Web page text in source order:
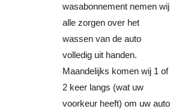
wasabonnement nemen wij
alle zorgen over het
wassen van de auto
volledig uit handen.
Maandelijks komen wij 1 of
2 keer langs (wat uw
voorkeur heeft) om uw auto